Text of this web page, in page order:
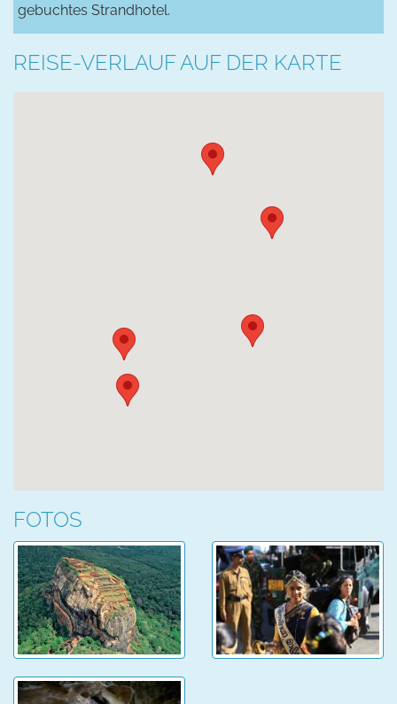
gebuchtes Strandhotel.
REISE-VERLAUF AUF DER KARTE
FOTOS